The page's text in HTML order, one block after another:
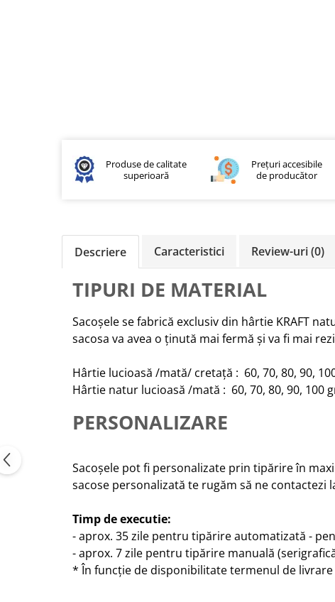
Produse de calitate
superioară
Prețuri accesibile
de producător
Descriere Caracteristici Review-uri(0)
TIPURI DE MATERIAL
Sacoșele se fabrică exclusiv din hârtie KRAFT
sacosa va avea o ținută mai fermă și va fi mai
Hârtie lucioasă /mată/ cretață : 60, 70, 80, 90,
Hârtie natur lucioasă /mată : 60, 70, 80, 90, 100
PERSONALIZARE
Sacoșele pot fi personalizate prin tipărire în
sacose personalizată te rugăm să ne contactezi
Timp de executie:
- aprox. 35 zile pentru tipărire automatizată -
- aprox. 7 zile pentru tipărire manuală
* În funcție de disponibilitate termenul de